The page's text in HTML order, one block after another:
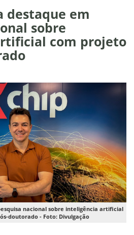
destaque em
sobre
com projeto
nacional sobre inteligência artificial
doutorado - Foto: Divulgação